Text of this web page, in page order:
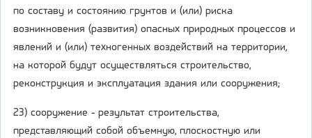
по составу и состоянию грунтов и (или) риска
возникновения (развития) опасных природных процессов и
явлений и (или) техногенных воздействий на территории,
на которой будут осуществляться строительство,
реконструкция и эксплуатация здания или сооружения;
23) сооружение - результат строительства,
представляющий собой объемную, плоскостную или